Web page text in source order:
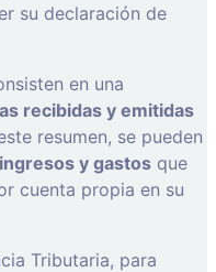
su declaración de
en una
recibidas y emitidas
resumen, se pueden
y gastos que
cuenta propia en su
Tributaria, para